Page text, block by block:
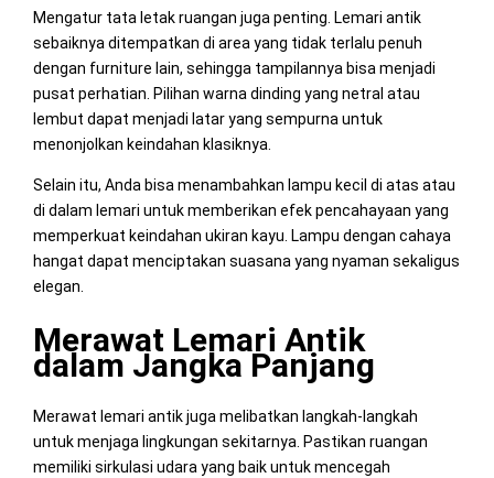
Mengatur tata letak ruangan juga penting. Lemari antik
sebaiknya ditempatkan di area yang tidak terlalu penuh
dengan furniture lain, sehingga tampilannya bisa menjadi
pusat perhatian. Pilihan warna dinding yang netral atau
lembut dapat menjadi latar yang sempurna untuk
menonjolkan keindahan klasiknya.
Selain itu, Anda bisa menambahkan lampu kecil di atas atau
di dalam lemari untuk memberikan efek pencahayaan yang
memperkuat keindahan ukiran kayu. Lampu dengan cahaya
hangat dapat menciptakan suasana yang nyaman sekaligus
elegan.
Merawat Lemari Antik
dalam Jangka Panjang
Merawat lemari antik juga melibatkan langkah-langkah
untuk menjaga lingkungan sekitarnya. Pastikan ruangan
memiliki sirkulasi udara yang baik untuk mencegah